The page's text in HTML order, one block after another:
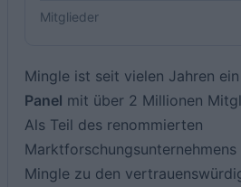
Mitglieder
Mingle ist seit vielen Jahren ein
Panel mit über 2 Millionen
Als Teil des renommierten
Mingle zu den